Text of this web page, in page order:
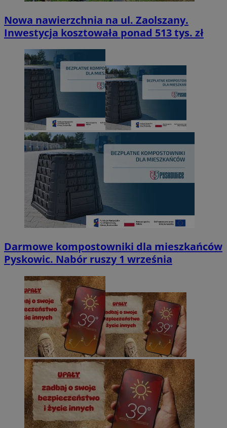
Nowa nawierzchnia na ul. Zaolszany.
Inwestycja kosztowała ponad 513 tys. zł
Darmowe kompostowniki dla mieszkańców
Pyskowic. Nabór ruszy 1 września